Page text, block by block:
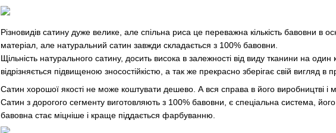
Різновидів сатину дуже велике, але спільна риса це переважна кількість бавовни в
матеріал, але натуральний сатин завжди складається з 100% бавовни.
Щільність натурального сатину, досить висока в залежності від виду тканини на
відрізняється підвищеною зносостійкістю, а так же прекрасно зберігає свій вигляд в
Сатин хорошої якості не може коштувати дешево. А вся справа в його виробництві і
Сатин з дорогого сегменту виготовляють з 100% бавовни, є спеціальна система,
бавовна стає міцніше і краще піддається фарбуванню.